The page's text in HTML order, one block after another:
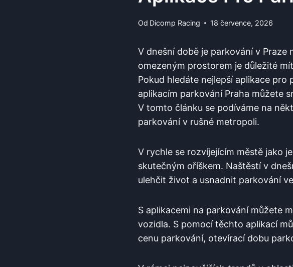
Od Dicomp Racing 18 července, 2026
V dnešní době ​je parkování ‌v
omezeným prostorem ‍je důležité
‍Pokud hledáte nejlepší aplikace‍
aplikacím parkování Praha ⁢můžete
V tomto článku ⁤se podíváme‌ na
⁤parkování v ‌rušné⁣ metropoli.⁢
V‍ rychle se rozvíjejícím⁢ městě⁣ jako
skutečným ⁣oříškem. Naštěstí v
ulehčit život ⁤a⁣ usnadnit ​parkování⁣
S aplikacemi na parkování můžete⁢
⁣vozidla. S ⁢pomocí⁤ těchto ⁢aplikací
cenu ​parkování,⁣ otevírací dobu